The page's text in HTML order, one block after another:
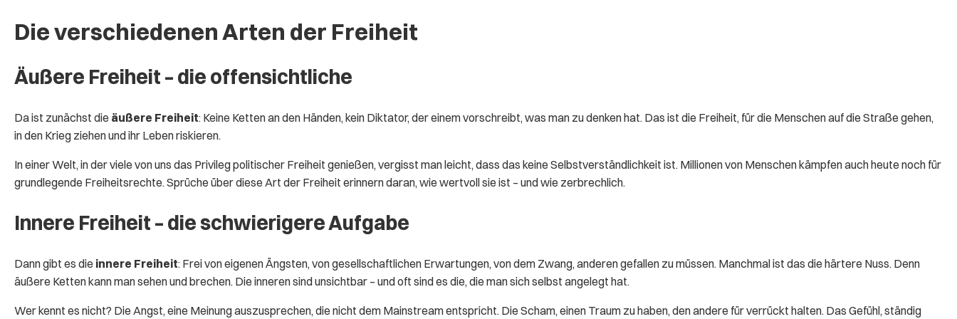
Die verschiedenen Arten der Freiheit
Äußere Freiheit – die offensichtliche
Da ist zunächst die äußere Freiheit: Keine Ketten an den Händen, kein Diktator, der einem vorschreibt, was man zu denken hat. Das ist die Freiheit, für die Menschen auf die Straße gehen,
in den Krieg ziehen und ihr Leben riskieren.
In einer Welt, in der viele von uns das Privileg politischer Freiheit genießen, vergisst man leicht, dass das keine Selbstverständlichkeit ist. Millionen von Menschen kämpfen auch heute noch für
grundlegende Freiheitsrechte. Sprüche über diese Art der Freiheit erinnern daran, wie wertvoll sie ist – und wie zerbrechlich.
Innere Freiheit – die schwierigere Aufgabe
Dann gibt es die innere Freiheit: Frei von eigenen Ängsten, von gesellschaftlichen Erwartungen, von dem Zwang, anderen gefallen zu müssen. Manchmal ist das die härtere Nuss. Denn
äußere Ketten kann man sehen und brechen. Die inneren sind unsichtbar – und oft sind es die, die man sich selbst angelegt hat.
Wer kennt es nicht? Die Angst, eine Meinung auszusprechen, die nicht dem Mainstream entspricht. Die Scham, einen Traum zu haben, den andere für verrückt halten. Das Gefühl, ständig